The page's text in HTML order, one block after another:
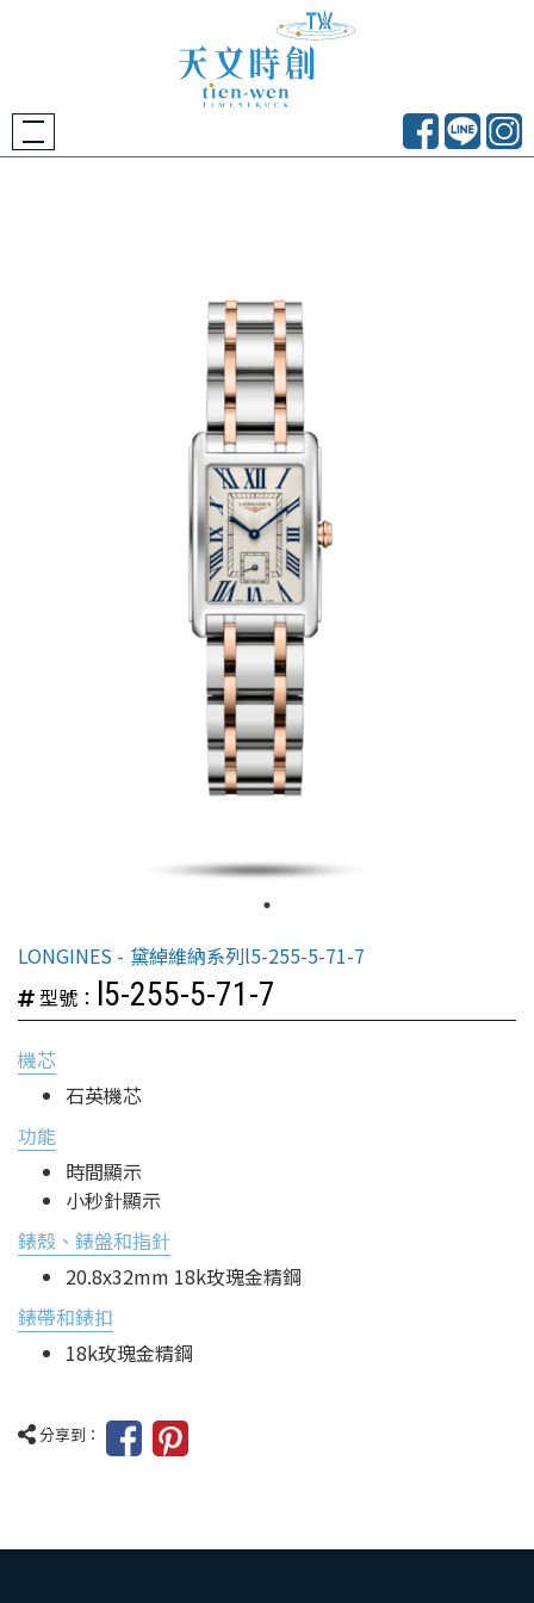
LONGINES
黛綽維納系列l5-255-5-71-7
型號： l5-255-5-71-7
機芯
石英機芯
功能
時間顯示
小秒針顯示
錶殼、錶盤和指針
20.8x32mm 18k玫瑰金精鋼
錶帶和錶扣
18k玫瑰金精鋼
分享到：